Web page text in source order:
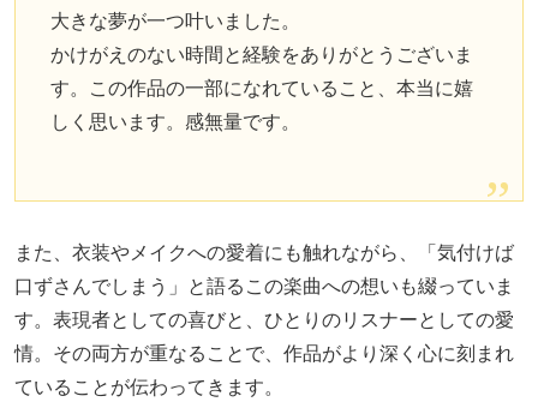
大きな夢が一つ叶いました。
かけがえのない時間と経験をありがとうございま
す。この作品の一部になれていること、本当に嬉
しく思います。感無量です。
また、衣装やメイクへの愛着にも触れながら、「気付けば
口ずさんでしまう」と語るこの楽曲への想いも綴っていま
す。表現者としての喜びと、ひとりのリスナーとしての愛
情。その両方が重なることで、作品がより深く心に刻まれ
ていることが伝わってきます。